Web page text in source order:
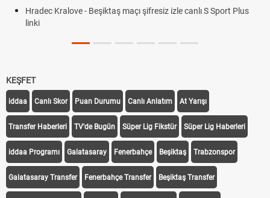
Hradec Kralove - Beşiktaş maçı şifresiz izle canlı S Sport Plus
linki
KEŞFET
iddaa Canlı Skor Puan Durumu Canlı Anlatım At Yarışı
Transfer Haberleri TV'de Bugün Süper Lig Fikstür Süper Lig Haberleri
iddaa Programı Galatasaray Fenerbahçe Beşiktaş Trabzonspor
Galatasaray Transfer Fenerbahçe Transfer Beşiktaş Transfer